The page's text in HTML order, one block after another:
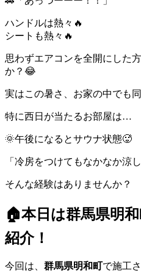
ハンドルは熱々🔥
シートも熱々🔥
思わずエアコンを全開にした
か？😂
実はこの暑さ、お家の中でも
特に西日が当たるお部屋は…
🌞午後になるとサウナ状態🥵
「冷房をつけてもなかなか涼
そんな経験はありませんか？
🏠本日は群馬県明
紹介！
今回は、 群馬県明和町で施工